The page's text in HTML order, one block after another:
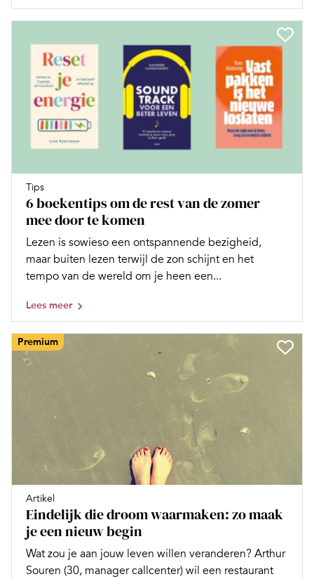
Tips
6 boekentips om de rest van de zomer
mee door te komen
Lezen is sowieso een ontspannende bezigheid,
maar buiten lezen terwijl de zon schijnt en het
tempo van de wereld om je heen een...
Lees meer
Premium
Artikel
Eindelijk die droom waarmaken: zo maak
je een nieuw begin
Wat zou je aan jouw leven willen veranderen? Arthur
Souren (30, manager callcenter) wil een restaurant